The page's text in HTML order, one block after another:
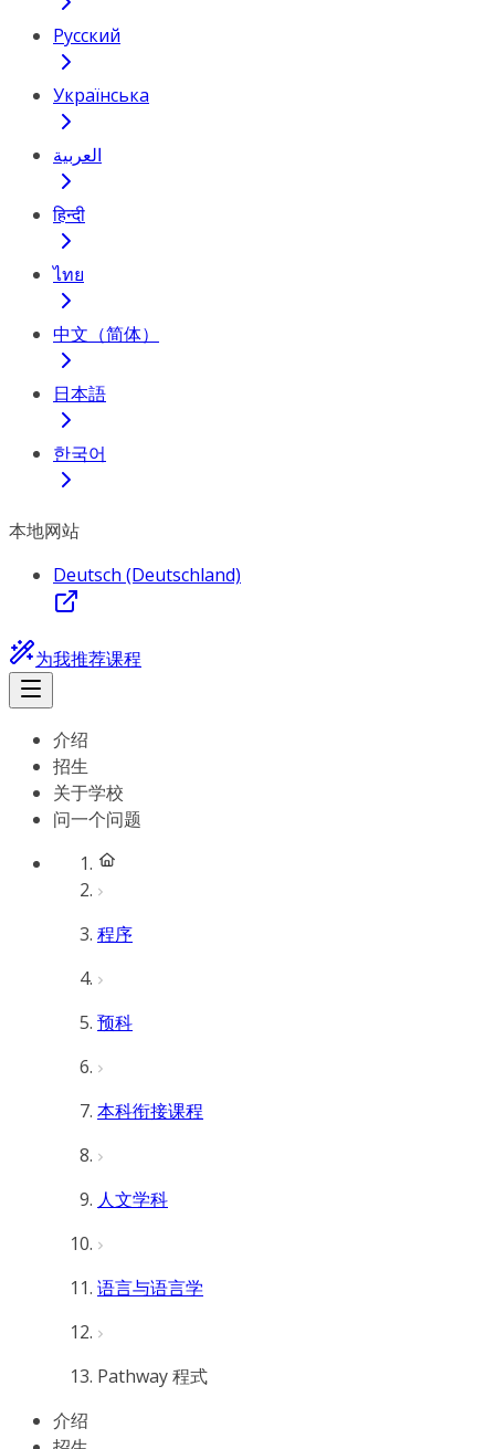
Русский
Українська
العربية
हिन्दी
ไทย
中文（简体）
日本語
한국어
本地网站
Deutsch (Deutschland)
为我推荐课程
介绍
招生
关于学校
问一个问题
程序
预科
本科衔接课程
人文学科
语言与语言学
Pathway 程式
介绍